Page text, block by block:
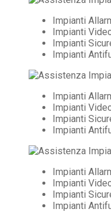
Impianti
Impianti
Impianti
Impianti
Impianti
Impianti
Impianti
Impianti
Impianti
Impianti
Impianti
Impianti